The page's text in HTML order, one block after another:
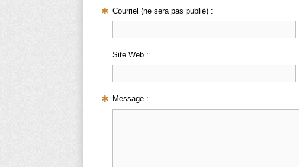
Courriel (ne sera pas publié) :
Site Web :
Message :